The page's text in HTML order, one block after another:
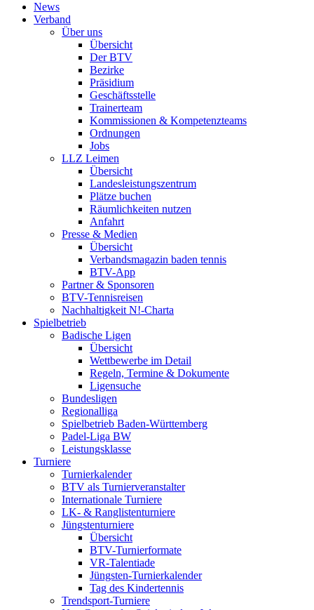
News
Verband
Über uns
Übersicht
Der BTV
Bezirke
Präsidium
Geschäftsstelle
Trainerteam
Kommissionen & Kompetenzteams
Ordnungen
Jobs
LLZ Leimen
Übersicht
Landesleistungszentrum
Plätze buchen
Räumlichkeiten nutzen
Anfahrt
Presse & Medien
Übersicht
Verbandsmagazin baden tennis
BTV-App
Partner & Sponsoren
BTV-Tennisreisen
Nachhaltigkeit N!-Charta
Spielbetrieb
Badische Ligen
Übersicht
Wettbewerbe im Detail
Regeln, Termine & Dokumente
Ligensuche
Bundesligen
Regionalliga
Spielbetrieb Baden-Württemberg
Padel-Liga BW
Leistungsklasse
Turniere
Turnierkalender
BTV als Turnierveranstalter
Internationale Turniere
LK- & Ranglistenturniere
Jüngstenturniere
Übersicht
BTV-Turnierformate
VR-Talentiade
Jüngsten-Turnierkalender
Tag des Kindertennis
Trendsport-Turniere